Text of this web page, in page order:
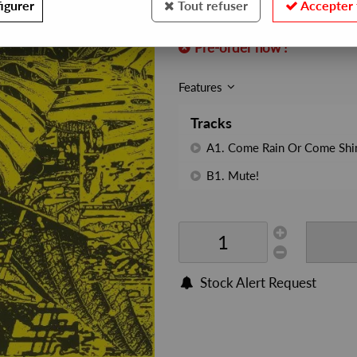
WAR2101
Pre-order now !
Features
Tracks
A1. Come Rain Or Come
B1. Mute!
Stock Alert Request
Tout refuser Accepter